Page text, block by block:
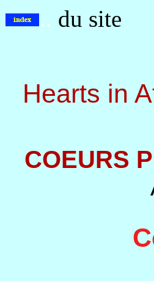
.. du site
Hearts in
COEURS